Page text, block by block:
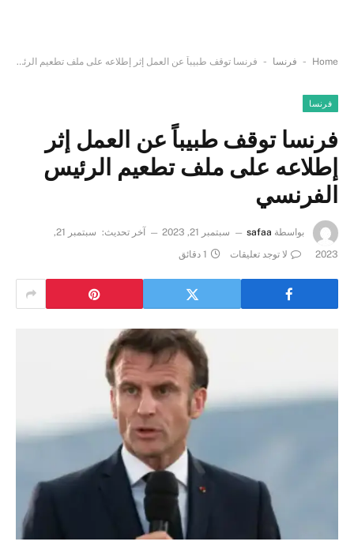
Home
- فرنسا - فرنسا توقف طبيباً عن العمل إثر إطلاعه على ملف تطعيم الرئيس الفرنسي
فرنسا
فرنسا توقف طبيباً عن العمل إثر
إطلاعه على ملف تطعيم الرئيس
الفرنسي
بواسطة safaa سبتمبر 21, 2023 آخر تحديث:
سبتمبر 21,
2023
لا توجد تعليقات 1 دقائق